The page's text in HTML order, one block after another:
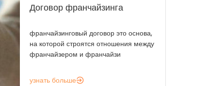
Договор франчайзинга
франчайзинговый договор это основа,
на которой строятся отношения между
франчайзером и франчайзи
узнать больше